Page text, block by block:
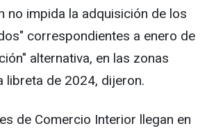
no impida la adquisición de los
correspondientes a enero de
alternativa, en las zonas
libreta de 2024, dijeron.
de Comercio Interior llegan en